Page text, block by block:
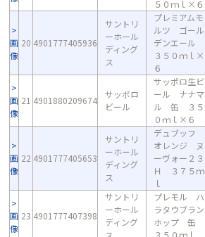
５０ｍｌ×６
画
像
20 4901777405936
サントリ
ーホール
ディング
ス
プレミアムモ
ルツ ゴール
デンエール
３５０ｍｌ×
６
画
像
21 4901880209674
サッポロ
ビール
サッポロ生ビ
ール ナナマ
ル 缶 ３５
０ｍｌ×６
画
像
22 4901777405653
サントリ
ーホール
ディング
ス
デュブッフ
オレンジ ヌ
ーヴォー２３
Ｈ ３７５ｍ
ｌ
画
像
23 4901777407398
サントリ
ーホール
ディング
ス
プレモル ハ
ラタウブラン
ホップ 缶
３５０ｍｌ